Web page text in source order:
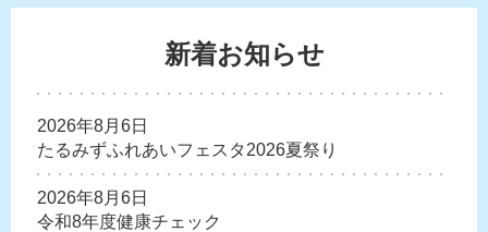
新着お知らせ
2026年8月6日
たるみずふれあいフェスタ2026夏祭り
2026年8月6日
令和8年度健康チェック